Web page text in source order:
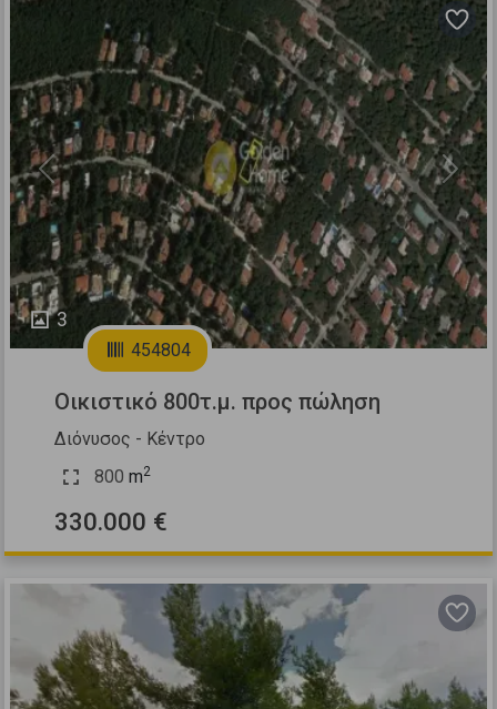
3
Previous Next
454804
Οικιστικό 800τ.μ. προς πώληση
Διόνυσος - Κέντρο
800 m2
330.000 €